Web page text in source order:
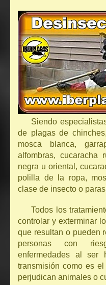
Siendo
de plagas de
mosca blanca,
alfombras, cucaracha
negra u oriental,
polilla de la ropa,
clase de insecto o
Todos los
controlar y exterminar
que resultan o pueden
personas con
enfermedades al ser
transmisión como es
perjudican animales o